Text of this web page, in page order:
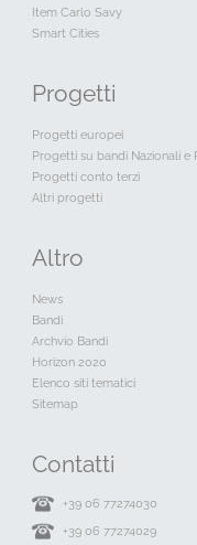
Item Carlo Savy
Smart Cities
Progetti
Progetti europei
Progetti su bandi Nazionali e
Progetti conto terzi
Altri progetti
Altro
News
Bandi
Archvio Bandi
Horizon 2020
Elenco siti tematici
Sitemap
Contatti
+39 06 77274030
+39 06 77274029